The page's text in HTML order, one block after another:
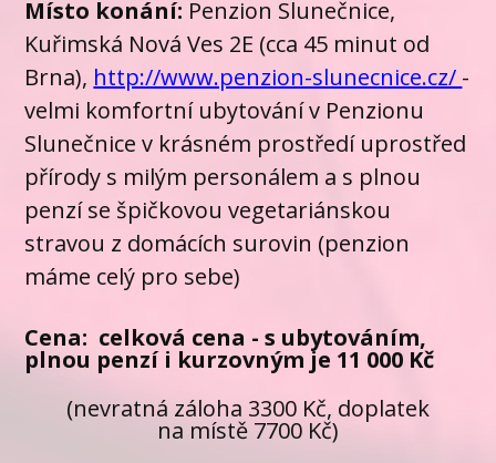
Místo konání: Penzion Slunečnice,
Kuřimská Nová Ves 2E (cca 45 minut od
Brna), http://www.penzion-slunecnice.cz/ -
velmi komfortní ubytování v Penzionu
Slunečnice v krásném prostředí uprostřed
přírody s milým personálem a s plnou
penzí se špičkovou vegetariánskou
stravou z domácích surovin (penzion
máme celý pro sebe)
Cena: celková cena - s ubytováním,
plnou penzí i kurzovným je 11 000 Kč
(nevratná záloha 3300 Kč, doplatek
na místě 7700 Kč)